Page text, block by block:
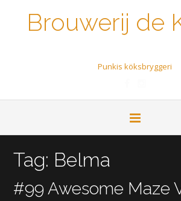
Brouwerij de
Punkis köksbryggeri
Tag: Belma
#99 Awesome Maze